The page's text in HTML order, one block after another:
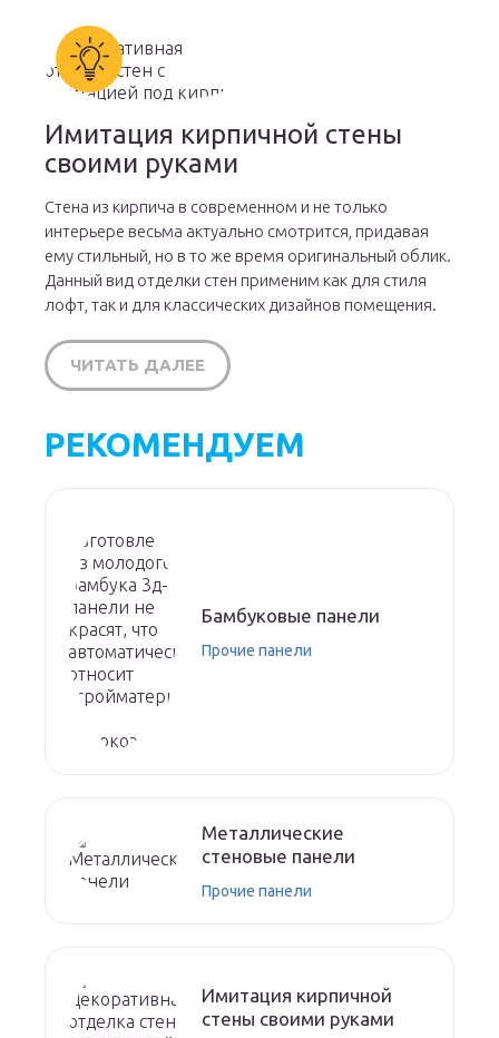
Имитация кирпичной стены
своими руками
Стена из кирпича в современном и не только
интерьере весьма актуально смотрится, придавая
ему стильный, но в то же время оригинальный облик.
Данный вид отделки стен применим как для стиля
лофт, так и для классических дизайнов помещения.
ЧИТАТЬ ДАЛЕЕ
РЕКОМЕНДУЕМ
Бамбуковые панели
Прочие панели
Металлические
стеновые панели
Прочие панели
Имитация кирпичной
стены своими руками